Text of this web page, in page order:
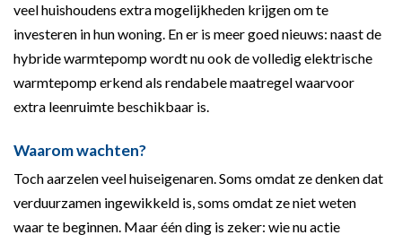
veel huishoudens extra mogelijkheden krijgen om te
investeren in hun woning. En er is meer goed nieuws: naast de
hybride warmtepomp wordt nu ook de volledig elektrische
warmtepomp erkend als rendabele maatregel waarvoor
extra leenruimte beschikbaar is.
Waarom wachten?
Toch aarzelen veel huiseigenaren. Soms omdat ze denken dat
verduurzamen ingewikkeld is, soms omdat ze niet weten
waar te beginnen. Maar één ding is zeker: wie nu actie